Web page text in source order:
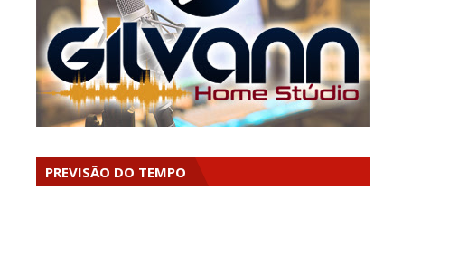
PREVISÃO DO TEMPO